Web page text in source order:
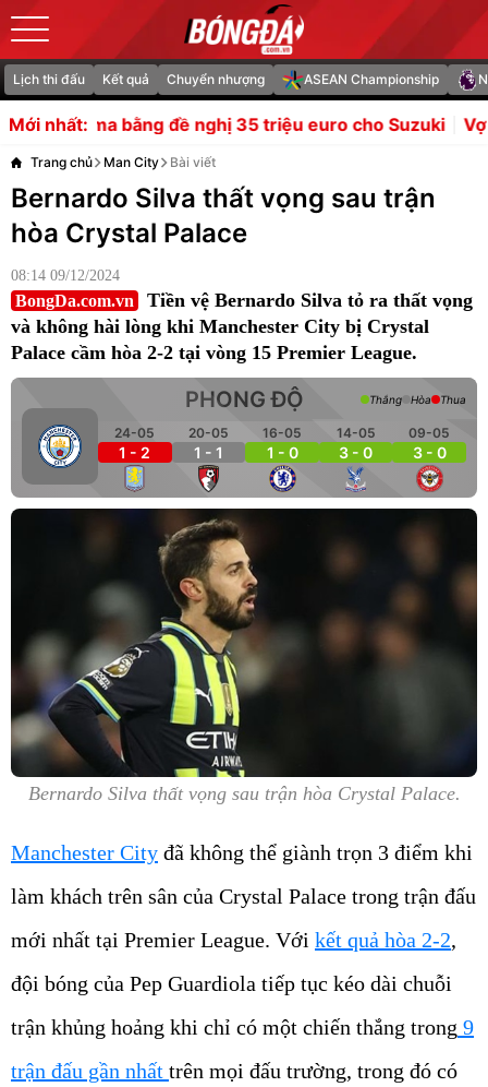
Lịch thi đấu Kết quả Chuyển nhượng ASEAN Championship
Mới nhất:
nghị 35 triệu euro cho Suzuki Vợ Owen Dale bỏ sự
Trang chủ Man City Bài viết
Bernardo Silva thất vọng sau trận
hòa Crystal Palace
08:14 09/12/2024
BongDa.com.vn
Tiền vệ Bernardo Silva tỏ ra thất vọng
và không hài lòng khi Manchester City bị Crystal
Palace cầm hòa 2-2 tại vòng 15 Premier League.
PHONG ĐỘ
24-05
1 - 2
20-05
1 - 1
16-05
1 - 0
14-05
3 - 0
09-05
3 - 0
Thắng Hòa Thua
Bernardo Silva thất vọng sau trận hòa Crystal Palace.
Manchester City đã không thể giành trọn 3 điểm khi
làm khách trên sân của Crystal Palace trong trận đấu
mới nhất tại Premier League. Với kết quả hòa 2-2,
đội bóng của Pep Guardiola tiếp tục kéo dài chuỗi
trận khủng hoảng khi chỉ có một chiến thắng trong 9
trận đấu gần nhất trên mọi đấu trường, trong đó có